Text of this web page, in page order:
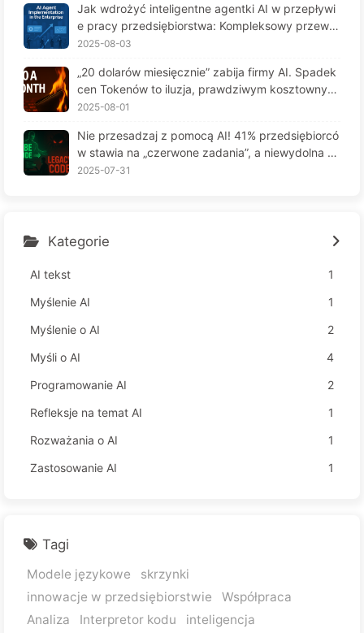
wydajności? — Powoli ucz się AI 169
Jak wdrożyć inteligentne agentki AI w przepływi
e pracy przedsiębiorstwa: Kompleksowy przewo
dnik wdrożenia na rok 2025 - Powoli ucz się AI16
2025-08-03
„20 dolarów miesięcznie” zabija firmy AI. Spadek
cen Tokenów to iluzja, prawdziwym kosztownym
jest twoja chciwość — powoli ucz się AI164
2025-08-01
Nie przesadzaj z pomocą AI! 41% przedsiębiorcó
w stawia na „czerwone zadania”, a niewydolna te
chnologia czyni pracowników jeszcze bardziej ni
2025-07-31
Kategorie
AI tekst
1
Myślenie AI
1
Myślenie o AI
2
Myśli o AI
4
Programowanie AI
2
Refleksje na temat AI
1
Rozważania o AI
1
Zastosowanie AI
1
Tagi
Modele językowe
skrzynki
innowacje w przedsiębiorstwie
Współpraca
Analiza
Interpretor kodu
inteligencja